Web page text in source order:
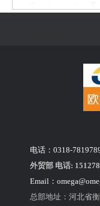
自动化烘焙工厂必读
“欧洲水平”的制造细
解决产量瓶颈：自动
欧美佳如何助力大
行业洞察 | 您的烘
欧美佳螺旋式搅拌机如
欧美佳自动烘焙系
为什么欧美佳全自
购买单台烘焙设备还
Q
http://
号，点击进入详
冷却塔的直径，高
你们的脱模机有几
欧美佳脱模机有2
电话：0318-
外贸部 电话:
Email：
总部地址：河北省